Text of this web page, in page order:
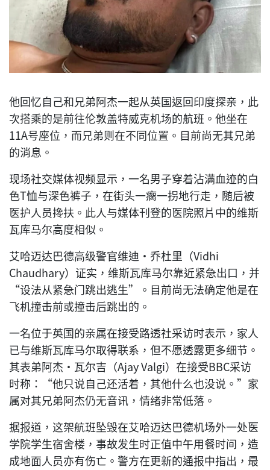
他回忆自己和兄弟阿杰一起从英国返回印度探亲，此
次搭乘的是前往伦敦盖特威克机场的航班。他坐在
11A号座位，而兄弟则在不同位置。目前尚无其兄弟
的消息。
现场社交媒体视频显示，一名男子穿着沾满血迹的白
色T恤与深色裤子，在街头一瘸一拐地行走，随后被
医护人员搀扶。此人与媒体刊登的医院照片中的维斯
瓦库马尔高度相似。
艾哈迈达巴德高级警官维迪·乔杜里（Vidhi
Chaudhary）证实，维斯瓦库马尔靠近紧急出口，并
“设法从紧急门跳出逃生”。目前尚无法确定他是在
飞机撞击前或撞击后跳出的。
一名位于英国的亲属在接受路透社采访时表示，家人
已与维斯瓦库马尔取得联系，但不愿透露更多细节。
其表弟阿杰·瓦尔吉（Ajay Valgi）在接受BBC采访
时称：“他只说自己还活着，其他什么也没说。”家
属对其兄弟阿杰仍无音讯，情绪非常低落。
据报道，这架航班坠毁在艾哈迈达巴德机场外一处医
学院学生宿舍楼，事故发生时正值中午用餐时间，造
成地面人员亦有伤亡。警方在更新的通报中指出，最